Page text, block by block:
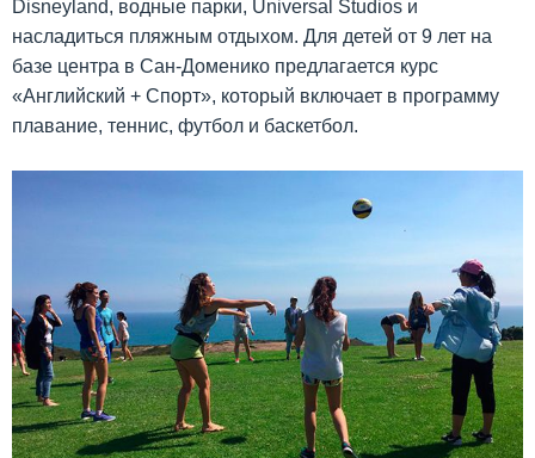
Disneyland, водные парки, Universal Studios и
насладиться пляжным отдыхом. Для детей от 9 лет на
базе центра в Сан‑Доменико предлагается курс
«Английский + Спорт», который включает в программу
плавание, теннис, футбол и баскетбол.